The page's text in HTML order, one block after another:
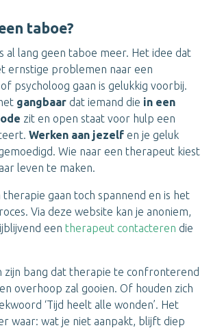
taboe?
al lang geen taboe meer. Het idee dat
ernstige problemen naar een
psycholoog gaan is gelukkig voorbij.
gangbaar dat iemand die in een
zit en open staat voor hulp een
Werken aan jezelf en je geluk
Wie naar een therapeut kiest
leven te maken.
gaan toch spannend en is het
Via deze website kan je anoniem,
een therapeut contacteren die
zijn bang dat therapie te confronterend
overhoop zal gooien. Of houden zich
‘Tijd heelt alle wonden’. Het
waar: wat je niet aanpakt, blijft diep